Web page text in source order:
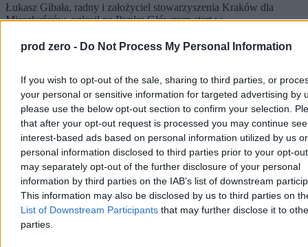
prod zero - Do Not Process My Personal Information
If you wish to opt-out of the sale, sharing to third parties, or
your personal or sensitive information for targeted advertising by
please use the below opt-out section to confirm your selection.
that after your opt-out request is processed you may continue
interest-based ads based on personal information utilized by us or
personal information disclosed to third parties prior to your opt-
may separately opt-out of the further disclosure of your personal
information by third parties on the IAB’s list of downstream
This information may also be disclosed by us to third parties on
List of Downstream Participants that may further disclose it to
parties.
Łukasz Gibała, radny i założyciel stowarzyszenia Kraków dla
Mieszkańców, ogłosił na Rynku Głównym start w
próba. Wybory odbędą się 27 września po tym, odwołano
Tomasz Pałasz
Wczoraj 20:32
4 min
Kraj